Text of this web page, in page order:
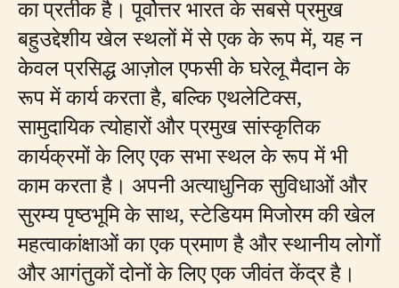
का प्रतीक है। पूर्वोत्तर भारत के सबसे प्रमुख
बहुउद्देशीय खेल स्थलों में से एक के रूप में, यह न
केवल प्रसिद्ध आज़ोल एफसी के घरेलू मैदान के
रूप में कार्य करता है, बल्कि एथलेटिक्स,
सामुदायिक त्योहारों और प्रमुख सांस्कृतिक
कार्यक्रमों के लिए एक सभा स्थल के रूप में भी
काम करता है। अपनी अत्याधुनिक सुविधाओं और
सुरम्य पृष्ठभूमि के साथ, स्टेडियम मिजोरम की खेल
महत्वाकांक्षाओं का एक प्रमाण है और स्थानीय लोगों
और आगंतुकों दोनों के लिए एक जीवंत केंद्र है।